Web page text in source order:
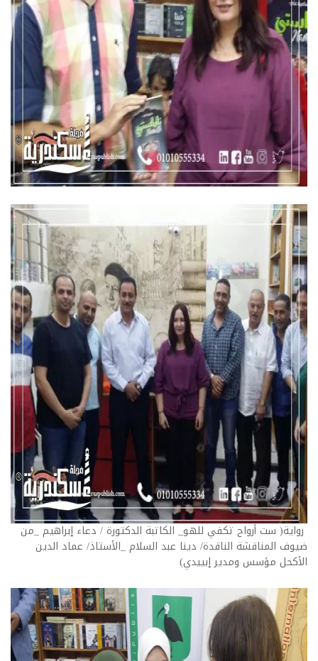
رواية( ست أرواح تكفي للهو_ الكاتبة الدكتورة / دعاء إبراهيم _من
ضيوف المناقشة الناقدة/ دينا عبد السلام _الأستاذ/ عماد الدين
الأكحل مؤسس ومدير إبييدي)